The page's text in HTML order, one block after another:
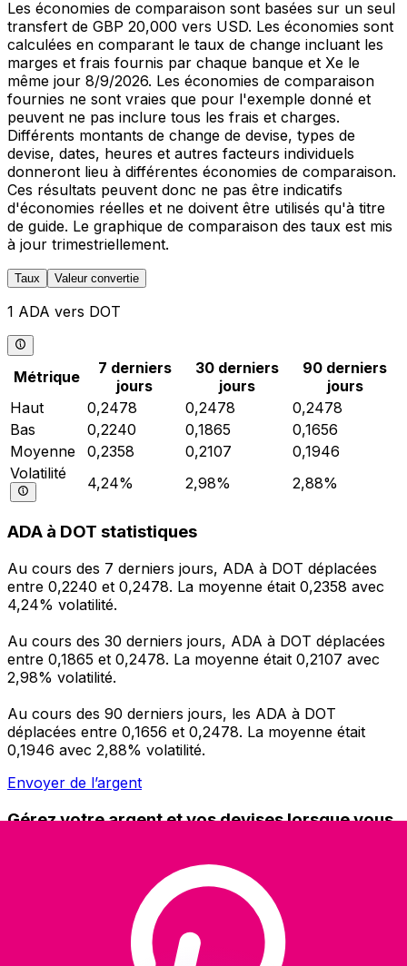
Les économies de comparaison sont basées sur un seul
transfert de GBP 20,000 vers USD. Les économies sont
calculées en comparant le taux de change incluant les
marges et frais fournis par chaque banque et Xe le
même jour 8/9/2026. Les économies de comparaison
fournies ne sont vraies que pour l'exemple donné et
peuvent ne pas inclure tous les frais et charges.
Différents montants de change de devise, types de
devise, dates, heures et autres facteurs individuels
donneront lieu à différentes économies de comparaison.
Ces résultats peuvent donc ne pas être indicatifs
d'économies réelles et ne doivent être utilisés qu'à titre
de guide. Le graphique de comparaison des taux est mis
à jour trimestriellement.
Taux Valeur convertie
1 ADA vers DOT
Métrique
7 derniers
jours
30 derniers
jours
90 derniers
jours
Haut
0,2478 0,2478
0,2478
Bas
0,2240 0,1865
0,1656
Moyenne
0,2358 0,2107
0,1946
Volatilité
4,24% 2,98% 2,88%
ADA à DOT statistiques
Au cours des 7 derniers jours, ADA à DOT déplacées
entre 0,2240 et 0,2478. La moyenne était 0,2358 avec
4,24% volatilité.
Au cours des 30 derniers jours, ADA à DOT déplacées
entre 0,1865 et 0,2478. La moyenne était 0,2107 avec
2,98% volatilité.
Au cours des 90 derniers jours, les ADA à DOT
déplacées entre 0,1656 et 0,2478. La moyenne était
0,1946 avec 2,88% volatilité.
Envoyer de l’argent
Gérez votre argent et vos devises lorsque vous
L'application Xe réunit toutes les fonctionnalités
nécessaires pour vos transferts d'argent internationaux
et la gestion de vos devises. Convertissez des devises,
programmez des alertes de taux et transférez de
l'argent à l'étranger sans frais cachés. Téléchargez